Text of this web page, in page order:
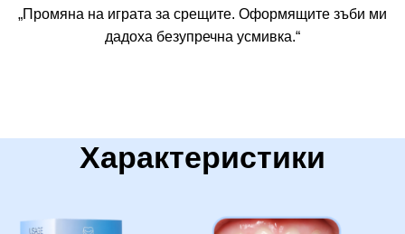
„Промяна на играта за срещите. Оформящите зъби ми
дадоха безупречна усмивка.“
Характеристики